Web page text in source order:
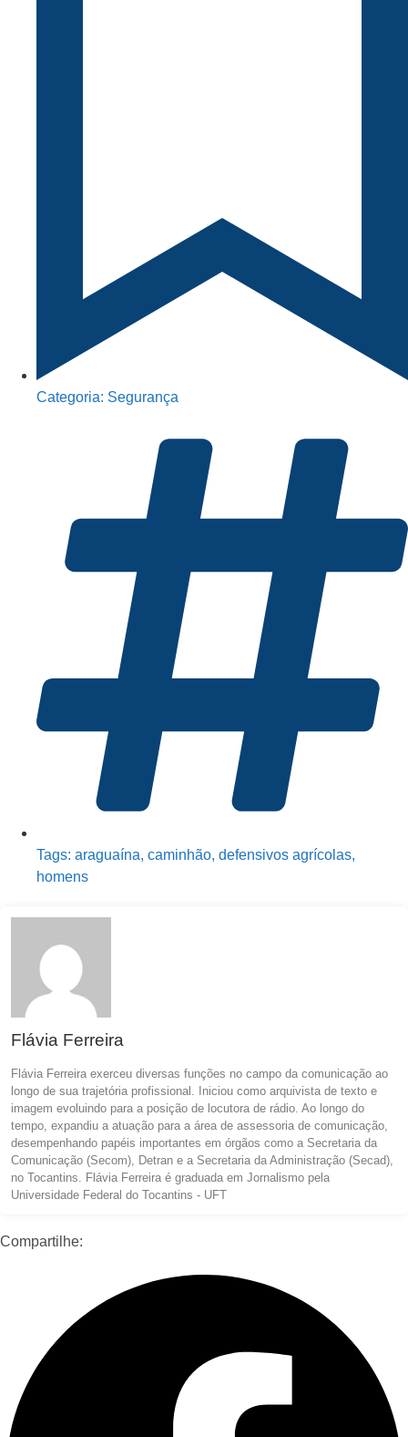
Categoria: Segurança
Tags: araguaína, caminhão, defensivos agrícolas,
homens
Flávia Ferreira
Flávia Ferreira exerceu diversas funções no campo da comunicação ao
longo de sua trajetória profissional. Iniciou como arquivista de texto e
imagem evoluindo para a posição de locutora de rádio. Ao longo do
tempo, expandiu a atuação para a área de assessoria de comunicação,
desempenhando papéis importantes em órgãos como a Secretaria da
Comunicação (Secom), Detran e a Secretaria da Administração (Secad),
no Tocantins. Flávia Ferreira é graduada em Jornalismo pela
Universidade Federal do Tocantins - UFT
Compartilhe: